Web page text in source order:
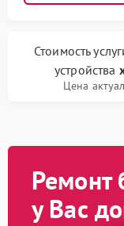
Стоимость
устройства
Цена
Ремонт
у Вас